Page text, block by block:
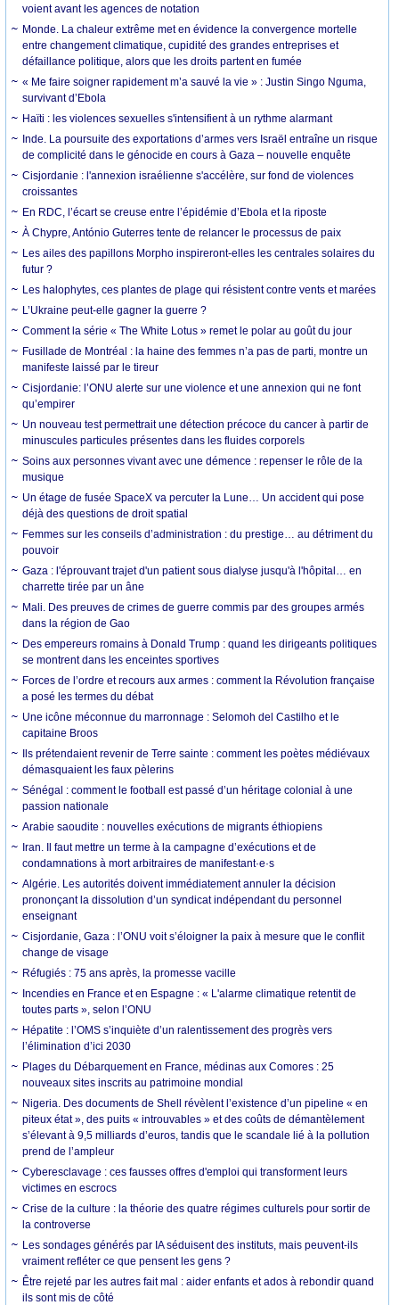
voient avant les agences de notation
Monde. La chaleur extrême met en évidence la convergence mortelle
entre changement climatique, cupidité des grandes entreprises et
défaillance politique, alors que les droits partent en fumée
« Me faire soigner rapidement m’a sauvé la vie » : Justin Singo Nguma,
survivant d’Ebola
Haïti : les violences sexuelles s'intensifient à un rythme alarmant
Inde. La poursuite des exportations d’armes vers Israël entraîne un risque
de complicité dans le génocide en cours à Gaza – nouvelle enquête
Cisjordanie : l'annexion israélienne s'accélère, sur fond de violences
croissantes
En RDC, l’écart se creuse entre l’épidémie d’Ebola et la riposte
À Chypre, António Guterres tente de relancer le processus de paix
Les ailes des papillons Morpho inspireront-elles les centrales solaires du
futur ?
Les halophytes, ces plantes de plage qui résistent contre vents et marées
L’Ukraine peut-elle gagner la guerre ?
Comment la série « The White Lotus » remet le polar au goût du jour
Fusillade de Montréal : la haine des femmes n’a pas de parti, montre un
manifeste laissé par le tireur
Cisjordanie: l’ONU alerte sur une violence et une annexion qui ne font
qu’empirer
Un nouveau test permettrait une détection précoce du cancer à partir de
minuscules particules présentes dans les fluides corporels
Soins aux personnes vivant avec une démence : repenser le rôle de la
musique
Un étage de fusée SpaceX va percuter la Lune… Un accident qui pose
déjà des questions de droit spatial
Femmes sur les conseils d’administration : du prestige… au détriment du
pouvoir
Gaza : l'éprouvant trajet d'un patient sous dialyse jusqu'à l'hôpital… en
charrette tirée par un âne
Mali. Des preuves de crimes de guerre commis par des groupes armés
dans la région de Gao
Des empereurs romains à Donald Trump : quand les dirigeants politiques
se montrent dans les enceintes sportives
Forces de l’ordre et recours aux armes : comment la Révolution française
a posé les termes du débat
Une icône méconnue du marronnage : Selomoh del Castilho et le
capitaine Broos
Ils prétendaient revenir de Terre sainte : comment les poètes médiévaux
démasquaient les faux pèlerins
Sénégal : comment le football est passé d’un héritage colonial à une
passion nationale
Arabie saoudite : nouvelles exécutions de migrants éthiopiens
Iran. Il faut mettre un terme à la campagne d’exécutions et de
condamnations à mort arbitraires de manifestant·e·s
Algérie. Les autorités doivent immédiatement annuler la décision
prononçant la dissolution d’un syndicat indépendant du personnel
enseignant
Cisjordanie, Gaza : l’ONU voit s’éloigner la paix à mesure que le conflit
change de visage
Réfugiés : 75 ans après, la promesse vacille
Incendies en France et en Espagne : « L'alarme climatique retentit de
toutes parts », selon l’ONU
Hépatite : l’OMS s’inquiète d’un ralentissement des progrès vers
l’élimination d’ici 2030
Plages du Débarquement en France, médinas aux Comores : 25
nouveaux sites inscrits au patrimoine mondial
Nigeria. Des documents de Shell révèlent l’existence d’un pipeline « en
piteux état », des puits « introuvables » et des coûts de démantèlement
s’élevant à 9,5 milliards d’euros, tandis que le scandale lié à la pollution
prend de l’ampleur
Cyberesclavage : ces fausses offres d'emploi qui transforment leurs
victimes en escrocs
Crise de la culture : la théorie des quatre régimes culturels pour sortir de
la controverse
Les sondages générés par IA séduisent des instituts, mais peuvent-ils
vraiment refléter ce que pensent les gens ?
Être rejeté par les autres fait mal : aider enfants et ados à rebondir quand
ils sont mis de côté